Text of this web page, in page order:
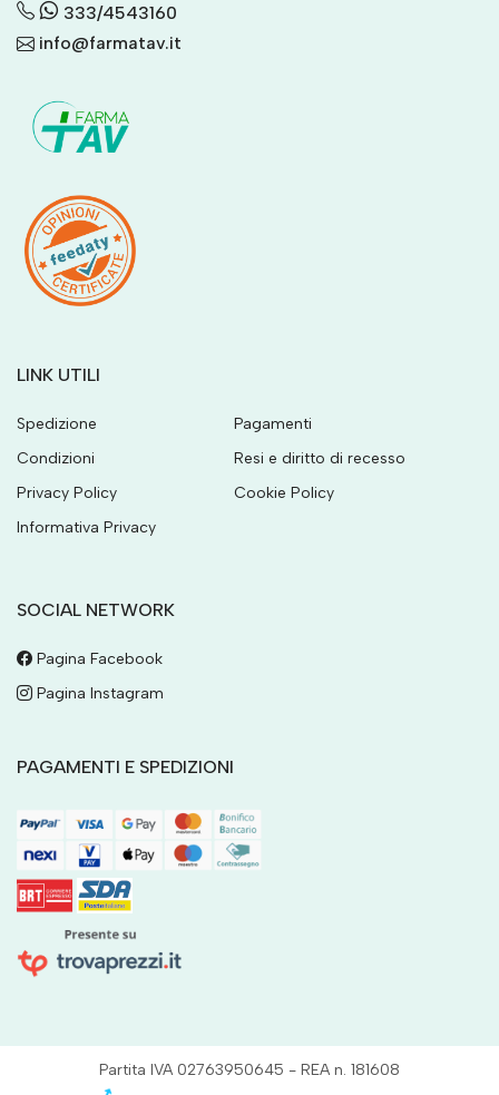
333/4543160
info@farmatav.it
LINK UTILI
Spedizione
Pagamenti
Condizioni
Resi e diritto di recesso
Privacy Policy
Cookie Policy
Informativa Privacy
SOCIAL NETWORK
Pagina Facebook
Pagina Instagram
PAGAMENTI E SPEDIZIONI
Partita IVA 02763950645 - REA n. 181608